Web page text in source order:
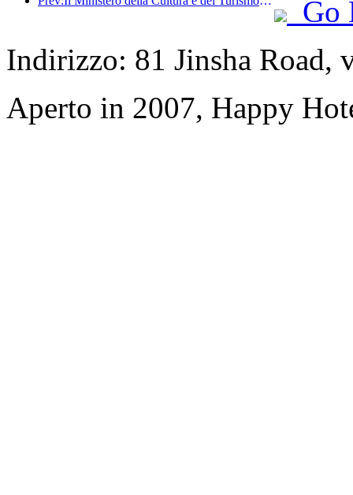
Go
Indirizzo: 81 Jinsha Road,
Aperto in 2007, Happy